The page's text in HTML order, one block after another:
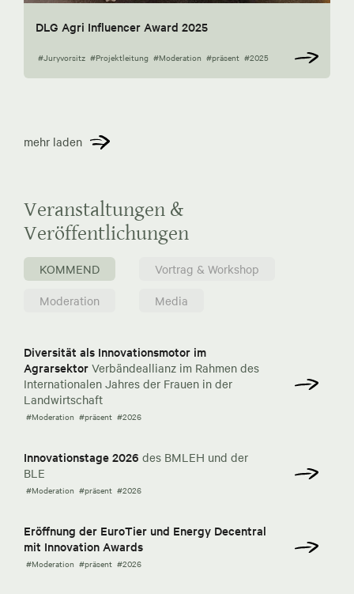
DLG Agri Influencer Award 2025
#Juryvorsitz #Projektleitung #Moderation #präsent #2025
mehr laden
Veranstaltungen &
Veröffentlichungen
KOMMEND
Vortrag & Workshop
Moderation
Media
Diversität als Innovationsmotor im
Agrarsektor Verbändeallianz im Rahmen des
Internationalen Jahres der Frauen in der
Landwirtschaft
#Moderation #präsent #2026
Innovationstage 2026 des BMLEH und der
BLE
#Moderation #präsent #2026
Eröffnung der EuroTier und Energy Decentral
mit Innovation Awards
#Moderation #präsent #2026